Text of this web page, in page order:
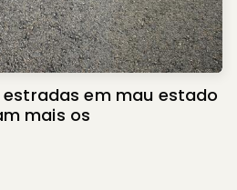
estradas em mau estado
mais os